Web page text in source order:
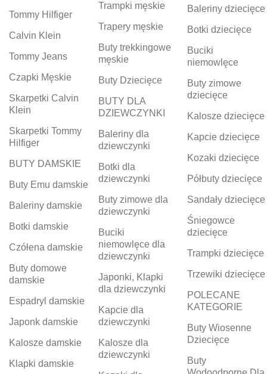
Tommy Hilfiger
Calvin Klein
Tommy Jeans
Czapki Męskie
Skarpetki Calvin
Klein
Skarpetki Tommy
Hilfiger
BUTY DAMSKIE
Buty Emu damskie
Baleriny damskie
Botki damskie
Czółena damskie
Buty domowe
damskie
Espadryl damskie
Japonk damskie
Kalosze damskie
Klapki damskie
Trampki męskie
Trapery męskie
Buty trekkingowe
męskie
Buty Dziecięce
BUTY DLA
DZIEWCZYNKI
Baleriny dla
dziewczynki
Botki dla
dziewczynki
Buty zimowe dla
dziewczynki
Buciki
niemowlęce dla
dziewczynki
Japonki, Klapki
dla dziewczynki
Kapcie dla
dziewczynki
Kalosze dla
dziewczynki
Baleriny dziecięce
Botki dziecięce
Buciki
niemowlęce
Buty zimowe
dziecięce
Kalosze dziecięce
Kapcie dziecięce
Kozaki dziecięce
Półbuty dziecięce
Sandały dziecięce
Śniegowce
dziecięce
Trampki dziecięce
Trzewiki dziecięce
POLECANE
KATEGORIE
Buty Wiosenne
Dziecięce
Buty